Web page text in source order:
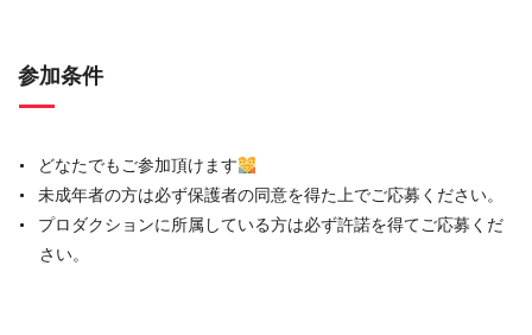
参加条件
どなたでもご参加頂けます
未成年者の方は必ず保護者の同意を得た上でご応募ください。
プロダクションに所属している方は必ず許諾を得てご応募くだ
さい。